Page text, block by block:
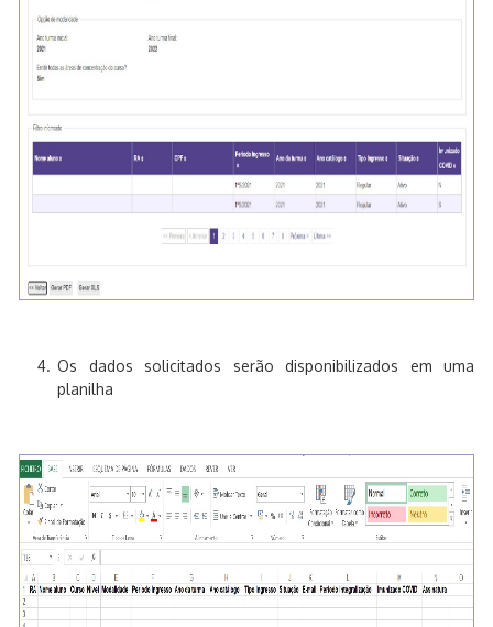
Os dados solicitados serão disponibilizados em uma
planilha